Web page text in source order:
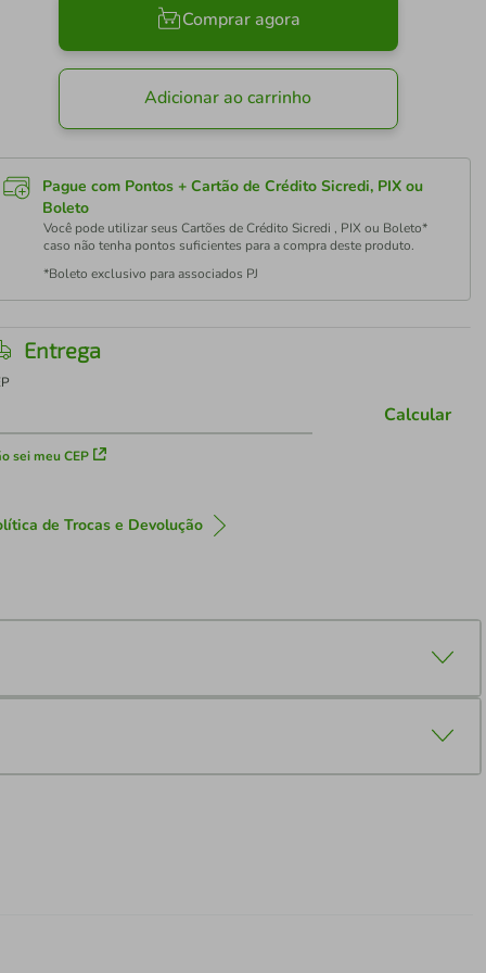
Comprar agora
Adicionar ao carrinho
Pague com Pontos + Cartão de Crédito Sicredi, PIX ou
Boleto
Você pode utilizar seus Cartões de Crédito Sicredi , PIX ou Boleto*
caso não tenha pontos suficientes para a compra deste produto.
*Boleto exclusivo para associados PJ
Entrega
sei meu CEP
Calcular
de Trocas e Devolução